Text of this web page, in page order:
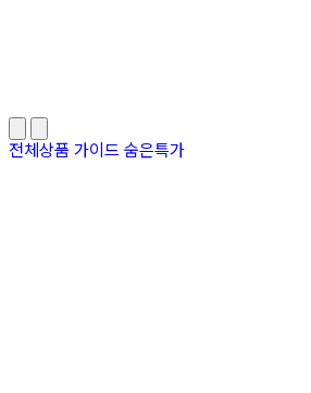
전체상품 가이드 숨은특가